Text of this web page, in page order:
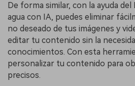
De forma similar, con la ayuda
agua con IA, puedes eliminar
no deseado de tus imágenes y
editar tu contenido sin la
conocimientos. Con esta
personalizar tu contenido para
precisos.